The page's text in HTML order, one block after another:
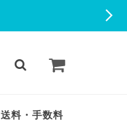
送料・手数料